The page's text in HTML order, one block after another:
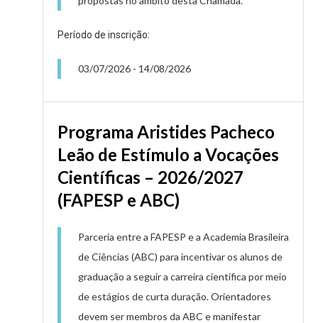
Período de inscrição:
03/07/2026 - 14/08/2026
Programa Aristides Pacheco
Leão de Estímulo a Vocações
Científicas – 2026/2027
(FAPESP e ABC)
Parceria entre a FAPESP e a Academia Brasileira
de Ciências (ABC) para incentivar os alunos de
graduação a seguir a carreira científica por meio
de estágios de curta duração. Orientadores
devem ser membros da ABC e manifestar